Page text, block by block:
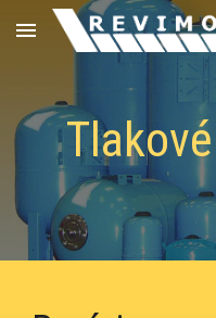
Skip to main content